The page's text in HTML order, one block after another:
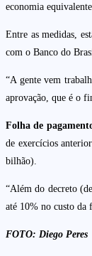
economia
Entre as medidas,
com o Banco do
“A gente vem
aprovação, que é o
Folha de
de exercícios
bilhão).
“Além do decreto
até 10% no custo da
FOTO: Diego Peres